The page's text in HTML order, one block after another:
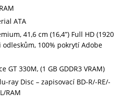
ATA
41,6 cm (16,4”) Full HD (1920
100% pokrytí Adobe
GT 330M, (1 GB GDDR3 VRAM)
ray Disc – zapisovací BD-R/-RE/-
RAM